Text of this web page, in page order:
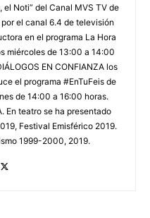
Noti” del Canal MVS TV de
el canal 6.4 de televisión
en el programa La Hora
miércoles de 13:00 a 14:00
EN CONFIANZA los
el programa #EnTuFeis de
de 14:00 a 16:00 horas.
En teatro se ha presentado
Festival Emisférico 2019.
1999-2000, 2019.